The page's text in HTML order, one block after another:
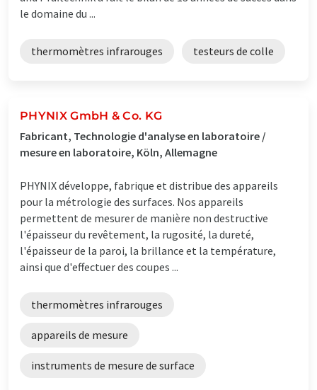
le domaine du ...
thermomètres infrarouges testeurs de colle
PHYNIX GmbH & Co. KG
Fabricant, Technologie d'analyse en laboratoire /
mesure en laboratoire, Köln, Allemagne
PHYNIX développe, fabrique et distribue des appareils
pour la métrologie des surfaces. Nos appareils
permettent de mesurer de manière non destructive
l'épaisseur du revêtement, la rugosité, la dureté,
l'épaisseur de la paroi, la brillance et la température,
ainsi que d'effectuer des coupes ...
thermomètres infrarouges
appareils de mesure
instruments de mesure de surface